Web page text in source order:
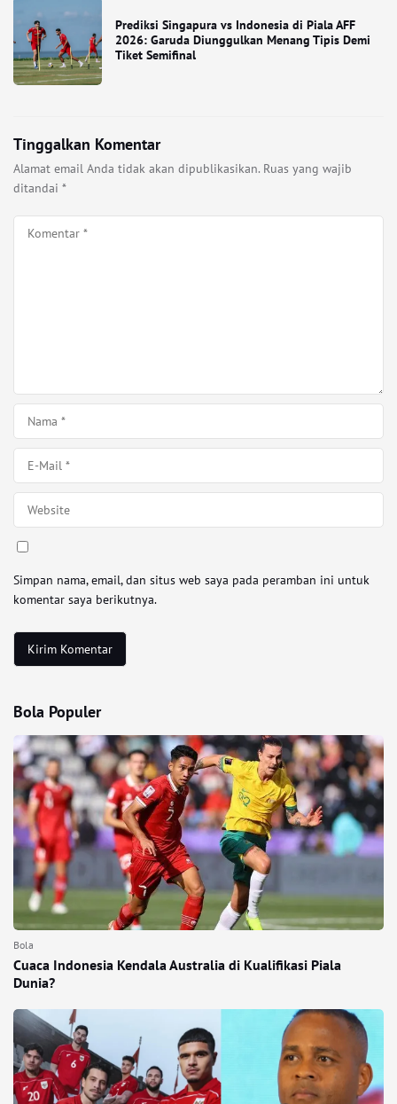
Prediksi Singapura vs Indonesia di Piala AFF
2026: Garuda Diunggulkan Menang Tipis Demi
Tiket Semifinal
Tinggalkan Komentar
Alamat email Anda tidak akan dipublikasikan. Ruas yang wajib
ditandai *
Simpan nama, email, dan situs web saya pada peramban ini untuk
komentar saya berikutnya.
Bola Populer
Bola
Cuaca Indonesia Kendala Australia di Kualifikasi Piala
Dunia?